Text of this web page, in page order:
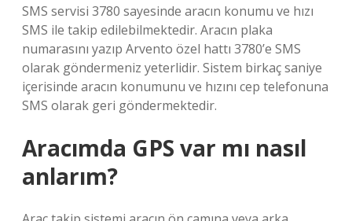
SMS servisi 3780 sayesinde aracın konumu ve hızı
SMS ile takip edilebilmektedir. Aracın plaka
numarasını yazıp Arvento özel hattı 3780’e SMS
olarak göndermeniz yeterlidir. Sistem birkaç saniye
içerisinde aracın konumunu ve hızını cep telefonuna
SMS olarak geri göndermektedir.
Aracımda GPS var mı nasıl
anlarım?